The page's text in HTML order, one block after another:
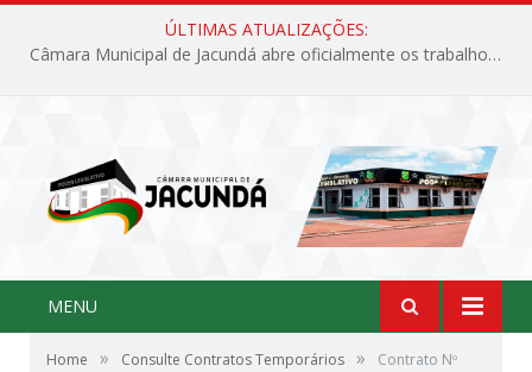
ÚLTIMAS ATUALIZAÇÕES:
Câmara Municipal de Jacundá abre oficialmente os trabalhos legislativos de 2026
MENU
Home » Consulte Contratos Temporários »
Contrato Nº